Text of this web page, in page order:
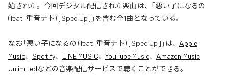
始された。今回デジタル配信された楽曲は、「悪い子になるの
(feat. 重音テト) [Sped Up]」を含む全1曲となっている。
なお「悪い子になるの (feat. 重音テト) [Sped Up] 」は、 Apple
Music、 Spotify、 LINE MUSIC、 YouTube Music、 Amazon Music
Unlimitedなどの音楽配信サービスで聴くことができる。